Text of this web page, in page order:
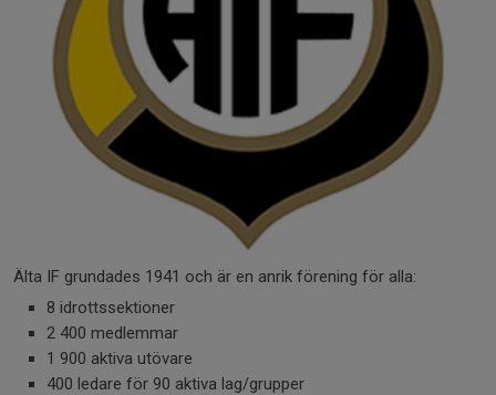
Älta IF grundades 1941 och är en anrik förening för alla:
8 idrottssektioner
2 400 medlemmar
1 900 aktiva utövare
400 ledare för 90 aktiva lag/grupper